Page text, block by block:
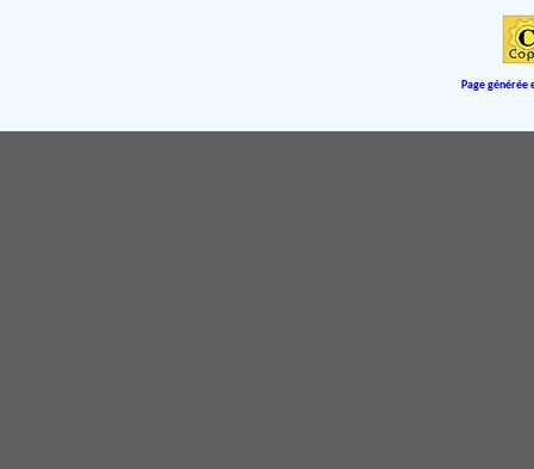
Page générée